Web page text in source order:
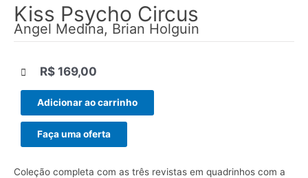
Kiss Psycho Circus
Angel Medina, Brian Holguin
R$ 169,00
Adicionar ao carrinho
Faça uma oferta
Coleção completa com as três revistas em quadrinhos com a